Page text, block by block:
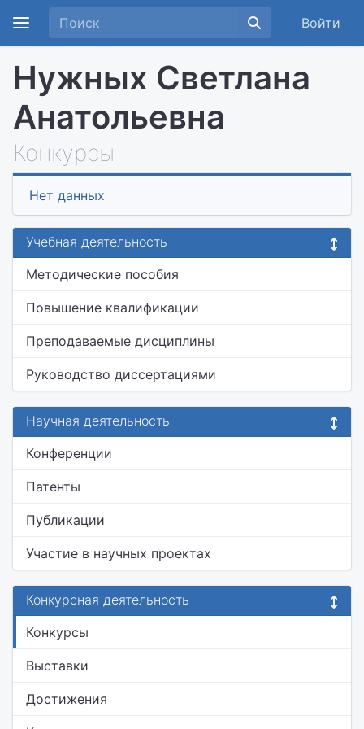
Войти
Нужных Светлана
Анатольевна
Конкурсы
Нет данных
Учебная деятельность
Методические пособия
Повышение квалификации
Преподаваемые дисциплины
Руководство диссертациями
Научная деятельность
Конференции
Патенты
Публикации
Участие в научных проектах
Конкурсная деятельность
Конкурсы
Выставки
Достижения